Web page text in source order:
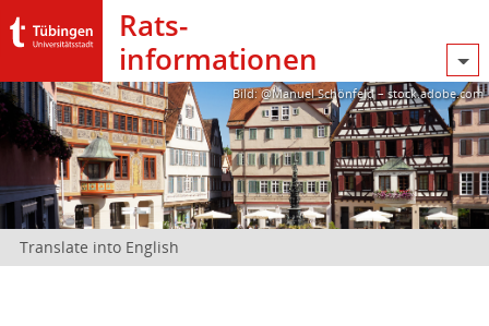
Rats­
informationen
Bild: @Manuel Schönfeld – stock.adobe.com
Translate into English